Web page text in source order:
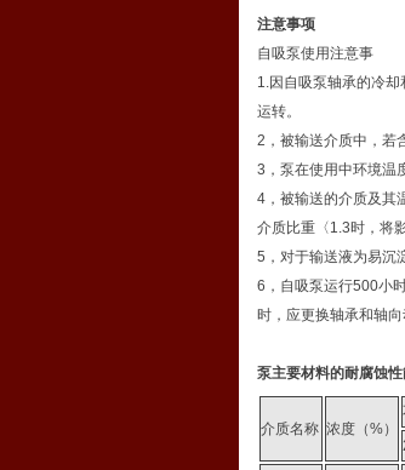
注意事项
自吸泵使用注意事
1.因自吸泵轴承的冷
运转。
2，被输送介质中，若
3，泵在使用中环境温
4，被输送的介质及其
介质比重〈1.3时，将
5，对于输送液为易沉
6，自吸泵运行500小
时，应更换轴承和轴向
泵主要材料的耐腐蚀
介质名称 浓度（%）